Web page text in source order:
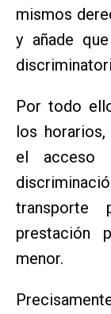
mismos
y añade
Por todo
los
el acceso
transporte
prestación
menor.